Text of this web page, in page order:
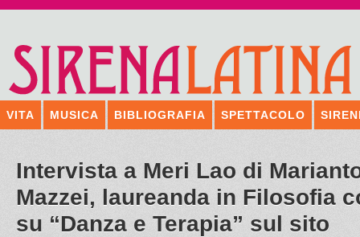
VITA MUSICA BIBLIOGRAFIA SPETTACOLO
Intervista a Meri Lao di
Mazzei, laureanda in Filosofia
su “Danza e Terapia” sul sito